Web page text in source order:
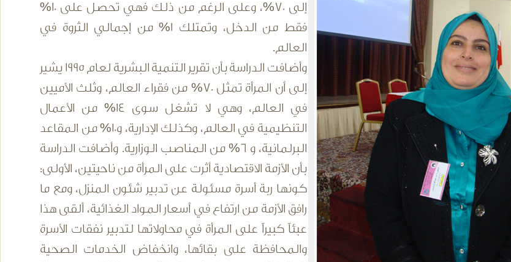
إلى 70%، وعلى الرغم من ذلك فهي تحصل على 10%
فقط من الدخل، وتمتلك 1% من إجمالي الثروة في
العالم.
وأضافت الدراسة بأن تقرير التنمية البشرية لعام 1995 يشير
إلى أن المرأة تمثل 70% من فقراء العالم، وثلث الأميين
في العالم، وهي لا تشغل سوى 14% من الأعمال
التنظيمية في العالم، وكذلك الإدارية، و10% من المقاعد
البرلمانية، و 6% من المناصب الوزارية. وأضافت الدراسة
بأن الأزمة الاقتصادية أثرت على المرأة من ناحيتين، الأولى:
كونها ربة أسرة مسئولة عن تدبير شئون المنزل، ومع ما
رافق الأزمة من ارتفاع في أسعار المواد الغذائية، ألقى هذا
عبئاً كبيراً على المرأة في محاولاتها لتدبير نفقات الأسرة
والمحافظة على بقائها، وانخفاض الخدمات الصحية